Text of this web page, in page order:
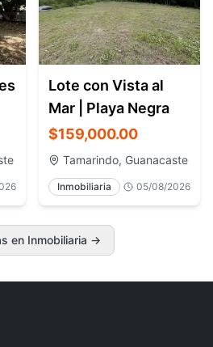
Lote con Vista al
Mar | Playa Negra
$159,000.00
Tamarindo, Guanacaste
Inmobiliaria 05/08/2026
en Inmobiliaria →